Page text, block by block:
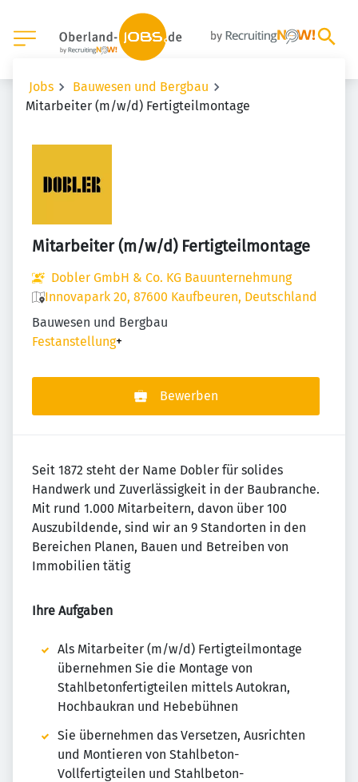
Jobs
Bauwesen und Bergbau
Mitarbeiter (m/w/d) Fertigteilmontage
Mitarbeiter (m/w/d) Fertigteilmontage
Dobler GmbH & Co. KG Bauunternehmung
Innovapark 20, 87600 Kaufbeuren, Deutschland
Bauwesen und Bergbau
Festanstellung+
Bewerben
Seit 1872 steht der Name Dobler für solides
Handwerk und Zuverlässigkeit in der Baubranche.
Mit rund 1.000 Mitarbeitern, davon über 100
Auszubildende, sind wir an 9 Standorten in den
Bereichen Planen, Bauen und Betreiben von
Immobilien tätig
Ihre Aufgaben
Als Mitarbeiter (m/w/d) Fertigteilmontage
übernehmen Sie die Montage von
Stahlbetonfertigteilen mittels Autokran,
Hochbaukran und Hebebühnen
Sie übernehmen das Versetzen, Ausrichten
und Montieren von Stahlbeton-
Vollfertigteilen und Stahlbeton-